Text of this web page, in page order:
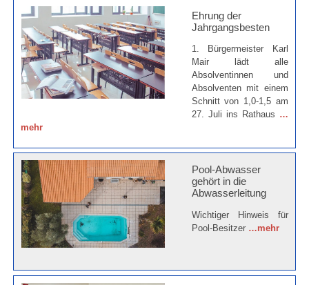
Ehrung der
Jahrgangsbesten
1. Bürgermeister Karl
Mair lädt alle
Absolventinnen und
Absolventen mit einem
Schnitt von 1,0-1,5 am
27. Juli ins Rathaus …
mehr
Pool-Abwasser
gehört in die
Abwasserleitung
Wichtiger Hinweis für
Pool-Besitzer …mehr